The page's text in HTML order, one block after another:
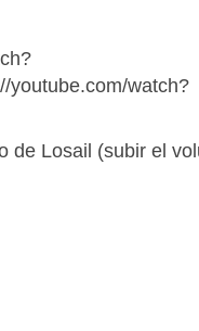
youtube.com/watch?
de Losail (subir el